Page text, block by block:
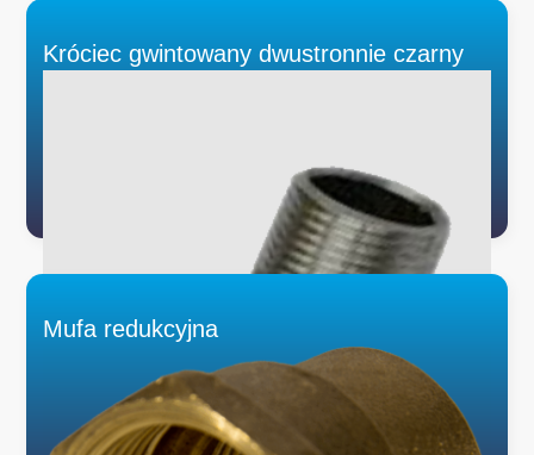
Króciec gwintowany dwustronnie czarny
Mufa redukcyjna